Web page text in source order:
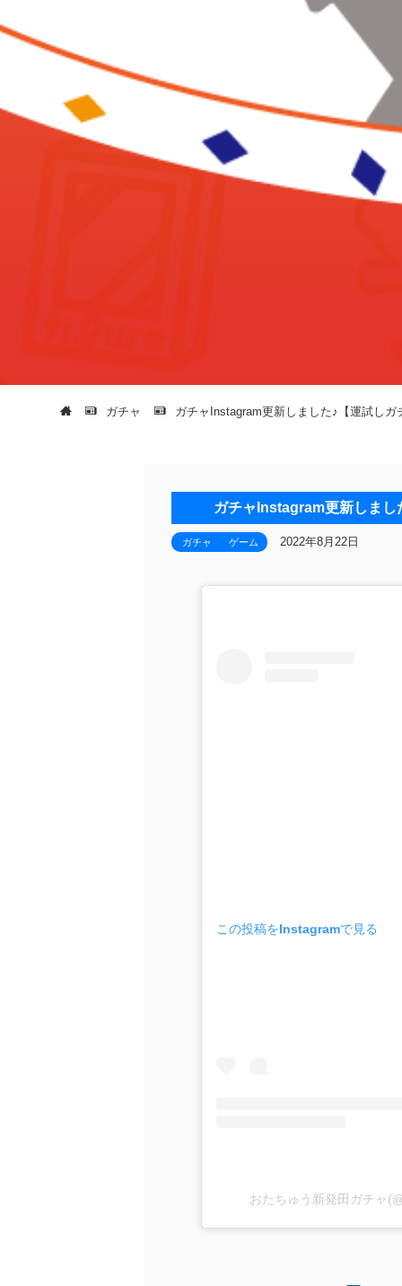
ガチャ ガチャInstagram更新しました♪【運試し
ガチャInstagram更新しま
ガチャ ゲーム 2022年8月22日
この投稿をInstagramで見る
おたちゅう新発田ガチャ